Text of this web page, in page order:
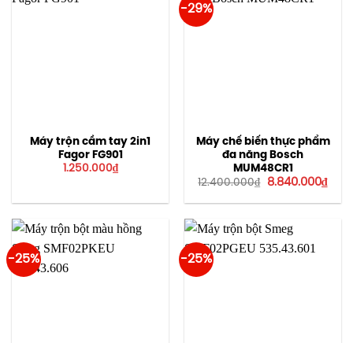
Máy trộn cầm tay 2in1
Fagor FG901
1.250.000₫
-29%
Máy chế biến thực phẩm
đa năng Bosch
MUM48CR1
12.400.000₫
Giá
là:
8.840.000₫Giá
tại
-25% -25%